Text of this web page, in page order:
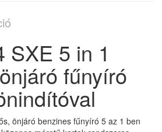
SXE 5 in 1
fűnyíró
önjáró benzines fűnyíró 5 az 1 ben